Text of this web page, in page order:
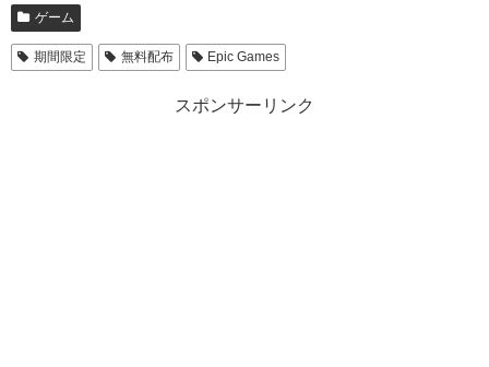
ゲーム
期間限定 無料配布 Epic Games
スポンサーリンク